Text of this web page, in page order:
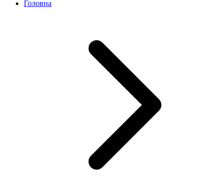
Головна